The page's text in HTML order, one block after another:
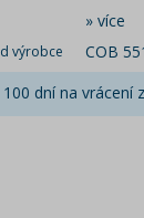
» více
výrobce
COB
100 dní na vrácení